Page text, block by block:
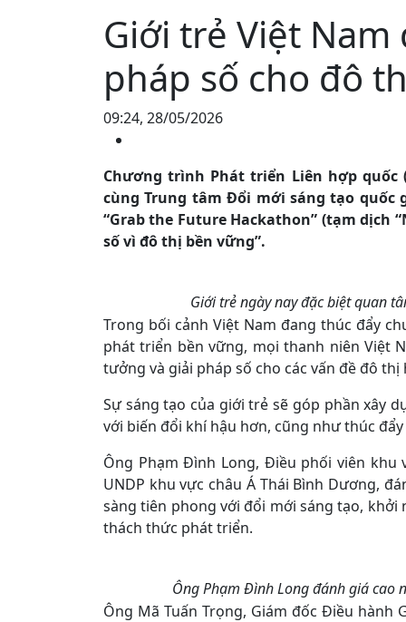
Giới trẻ Việt
pháp số cho đô
09:24, 28/05/2026
Chương trình Phát triển Liên hợp quốc
cùng Trung tâm Đổi mới sáng tạo
“Grab the Future Hackathon” (tạm dịch
số vì đô thị bền vững”.
Giới trẻ ngày nay đặc biệt quan
Trong bối cảnh Việt Nam đang thúc đẩy
phát triển bền vững, mọi thanh niên Việt
tưởng và giải pháp số cho các vấn đề đô thị
Sự sáng tạo của giới trẻ sẽ góp phần xây
với biến đổi khí hậu hơn, cũng như thúc
Ông Phạm Đình Long, Điều phối viên khu
UNDP khu vực châu Á Thái Bình Dương,
sàng tiên phong với đổi mới sáng tạo, khởi
thách thức phát triển.
Ông Phạm Đình Long đánh giá cao
Ông Mã Tuấn Trọng, Giám đốc Điều hành